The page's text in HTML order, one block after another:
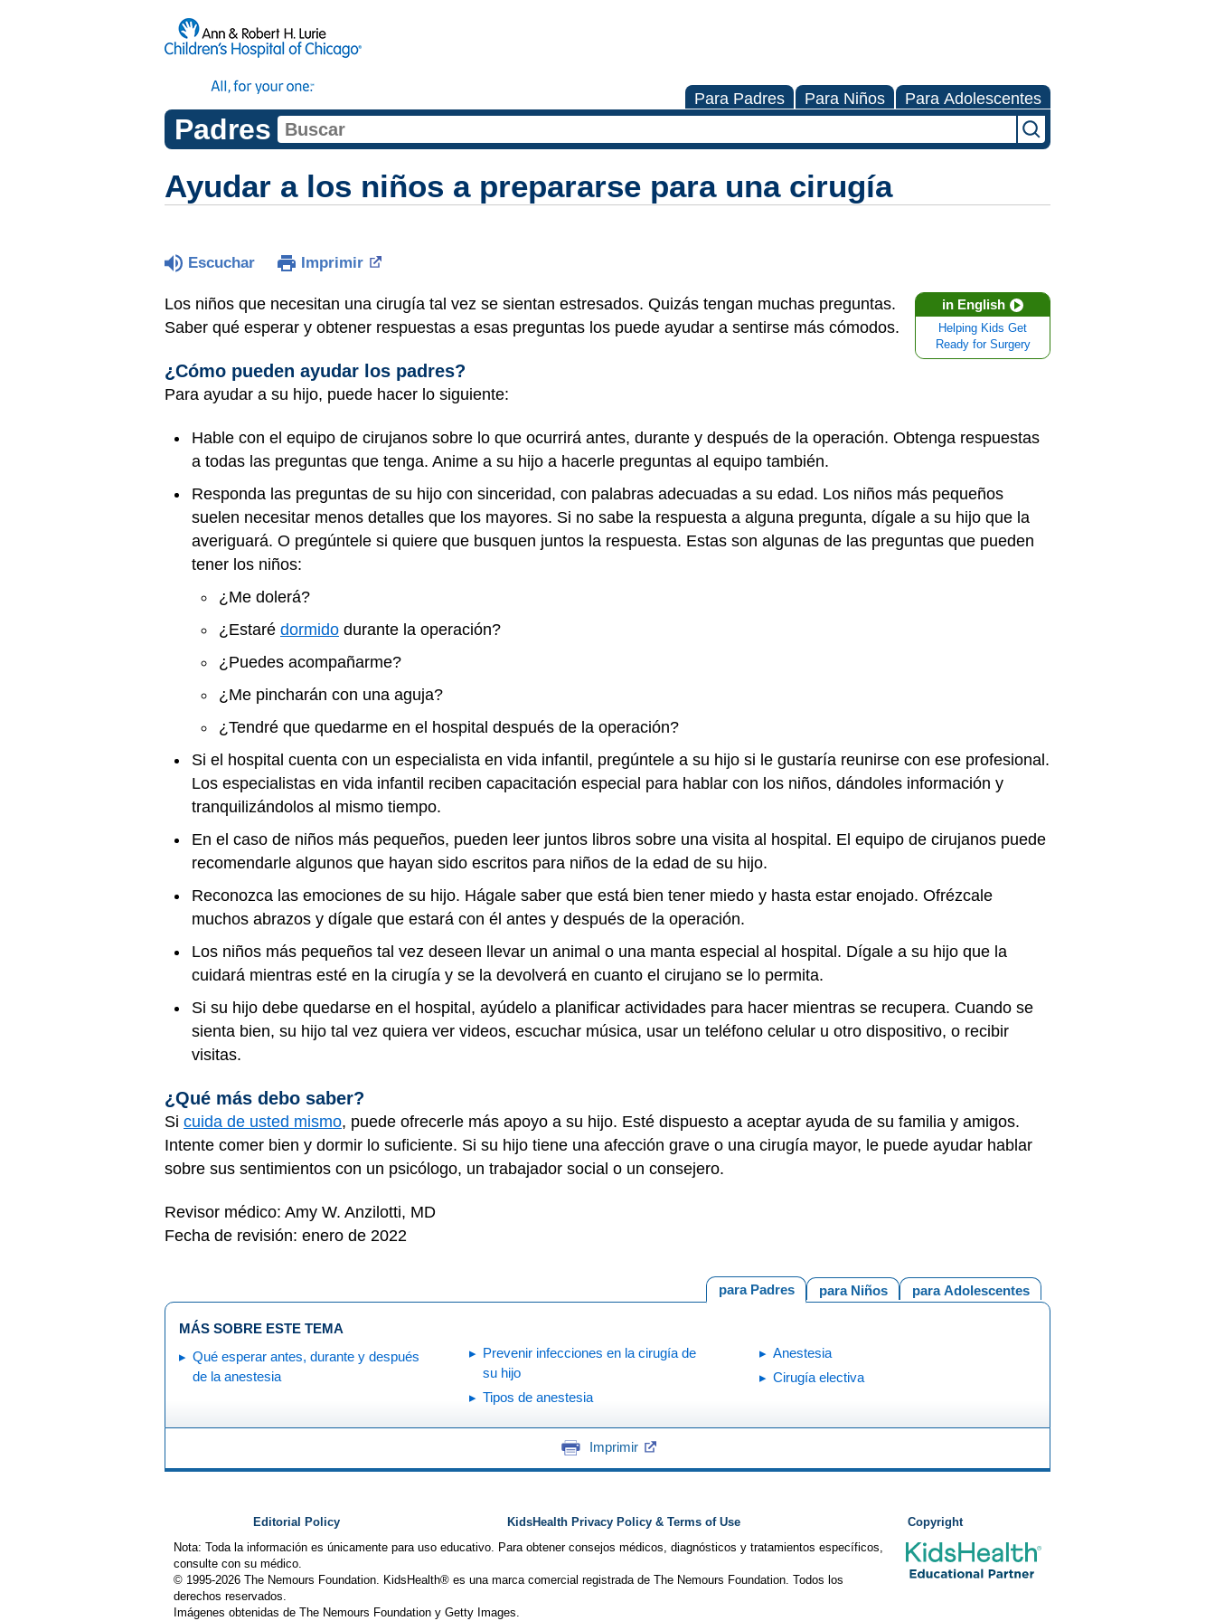
Para Padres Para Niños Para Adolescentes
Padres
Ayudar a los niños a prepararse para una cirugía
Escuchar Imprimir
in English
Helping Kids Get
Ready for Surgery
Los niños que necesitan una cirugía tal vez se sientan estresados. Quizás tengan muchas preguntas.
Saber qué esperar y obtener respuestas a esas preguntas los puede ayudar a sentirse más cómodos.
¿Cómo pueden ayudar los padres?
Para ayudar a su hijo, puede hacer lo siguiente:
Hable con el equipo de cirujanos sobre lo que ocurrirá antes, durante y después de la operación. Obtenga respuestas
a todas las preguntas que tenga. Anime a su hijo a hacerle preguntas al equipo también.
Responda las preguntas de su hijo con sinceridad, con palabras adecuadas a su edad. Los niños más pequeños
suelen necesitar menos detalles que los mayores. Si no sabe la respuesta a alguna pregunta, dígale a su hijo que la
averiguará. O pregúntele si quiere que busquen juntos la respuesta. Estas son algunas de las preguntas que pueden
tener los niños:
¿Me dolerá?
¿Estaré dormido durante la operación?
¿Puedes acompañarme?
¿Me pincharán con una aguja?
¿Tendré que quedarme en el hospital después de la operación?
Si el hospital cuenta con un especialista en vida infantil, pregúntele a su hijo si le gustaría reunirse con ese profesional.
Los especialistas en vida infantil reciben capacitación especial para hablar con los niños, dándoles información y
tranquilizándolos al mismo tiempo.
En el caso de niños más pequeños, pueden leer juntos libros sobre una visita al hospital. El equipo de cirujanos puede
recomendarle algunos que hayan sido escritos para niños de la edad de su hijo.
Reconozca las emociones de su hijo. Hágale saber que está bien tener miedo y hasta estar enojado. Ofrézcale
muchos abrazos y dígale que estará con él antes y después de la operación.
Los niños más pequeños tal vez deseen llevar un animal o una manta especial al hospital. Dígale a su hijo que la
cuidará mientras esté en la cirugía y se la devolverá en cuanto el cirujano se lo permita.
Si su hijo debe quedarse en el hospital, ayúdelo a planificar actividades para hacer mientras se recupera. Cuando se
sienta bien, su hijo tal vez quiera ver videos, escuchar música, usar un teléfono celular u otro dispositivo, o recibir
visitas.
¿Qué más debo saber?
Si cuida de usted mismo, puede ofrecerle más apoyo a su hijo. Esté dispuesto a aceptar ayuda de su familia y amigos.
Intente comer bien y dormir lo suficiente. Si su hijo tiene una afección grave o una cirugía mayor, le puede ayudar hablar
sobre sus sentimientos con un psicólogo, un trabajador social o un consejero.
Revisor médico: Amy W. Anzilotti, MD
Fecha de revisión: enero de 2022
para Adolescentes
para Niños
para Padres
MÁS SOBRE ESTE TEMA
Qué esperar antes, durante y después
de la anestesia
Prevenir infecciones en la cirugía de
su hijo
Tipos de anestesia
Anestesia
Cirugía electiva
Imprimir
Editorial Policy KidsHealth Privacy Policy & Terms of Use
Copyright
Nota: Toda la información es únicamente para uso educativo. Para obtener consejos médicos, diagnósticos y tratamientos específicos,
consulte con su médico.
© 1995-2026 The Nemours Foundation. KidsHealth® es una marca comercial registrada de The Nemours Foundation. Todos los
derechos reservados.
Imágenes obtenidas de The Nemours Foundation y Getty Images.